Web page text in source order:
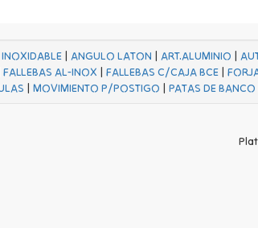
INOXIDABLE| ANGULO LATON | ART.ALUMINIO |
FALLEBAS AL-INOX |FALLEBAS C/CAJA BCE |
| MOVIMIENTO P/POSTIGO | PATAS DE BANCO